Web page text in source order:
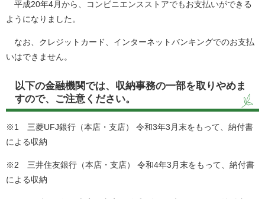
平成20年4月から、コンビニエンスストアでもお支払いができる
ようになりました。
なお、クレジットカード、インターネットバンキングでのお支払
いはできません。
以下の金融機関では、収納事務の一部を取りやめま
すので、ご注意ください。
※1 三菱UFJ銀行（本店・支店） 令和3年3月末をもって、納付書
による収納
※2 三井住友銀行（本店・支店） 令和4年3月末をもって、納付書
による収納